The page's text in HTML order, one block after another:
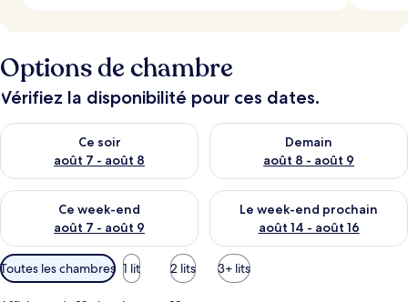
Options de chambre
Vérifiez la disponibilité pour ces dates.
Ce soir
août 7 - août 8
Vérifier la disponibilité pour ce soir août 7 - août 8
Demain
août 8 - août 9
Vérifier la disponibilité pour
Ce week-end
août 7 - août 9
Vérifier la disponibilité pour ce week-end août 7 - août 9
Le week-end prochain
août 14 - août 16
Vérifier la disponibilité pour
Filtres
disponibles
Toutes les chambres 1 lit 2 lits 3+ lits